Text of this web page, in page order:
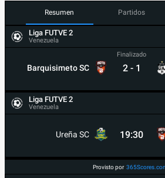
Resumen Partidos
Liga FUTVE 2
Venezuela
Barquisimeto SC
Finalizado
2 - 1
Liga FUTVE 2
Venezuela
Ureña SC 19:30
Provisto por